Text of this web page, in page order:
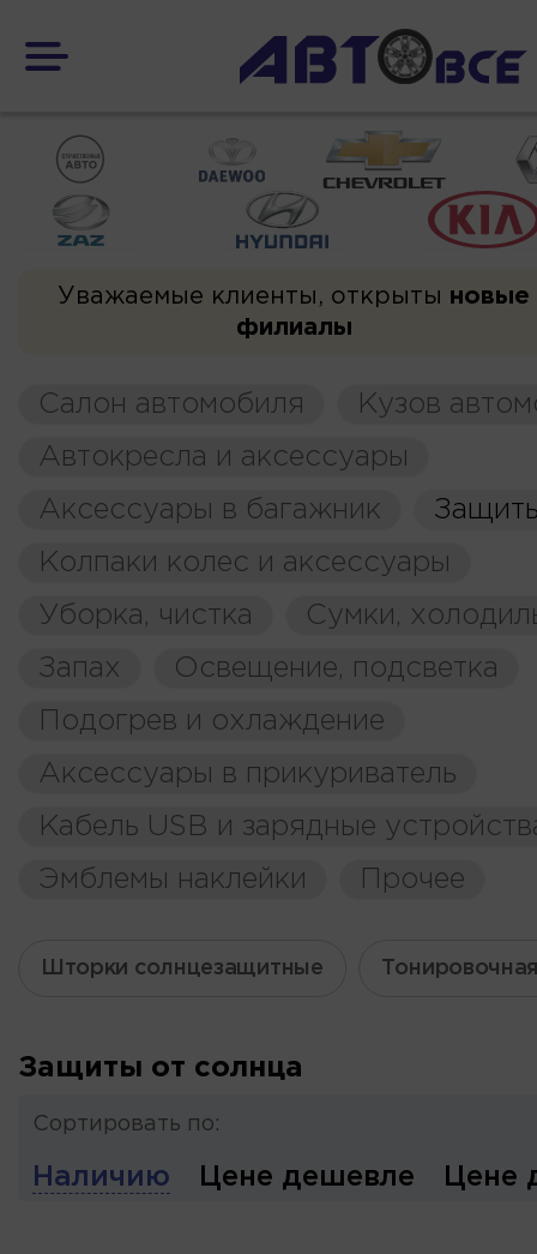
Уважаемые клиенты, открыты новые
филиалы
Салон автомобиля
Кузов
Автокресла и аксессуары
Аксессуары в багажник
Колпаки колес и аксессуары
Уборка, чистка
Сумки,
Запах
Освещение, подсветка
Подогрев и охлаждение
Аксессуары в прикуриватель
Кабель USB и зарядные
Эмблемы наклейки
Прочее
Шторки солнцезащитные
Защиты от солнца
Сортировать по:
Наличию Цене дешевле Цене